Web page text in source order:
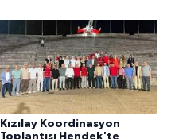
Kızılay Koordinasyon